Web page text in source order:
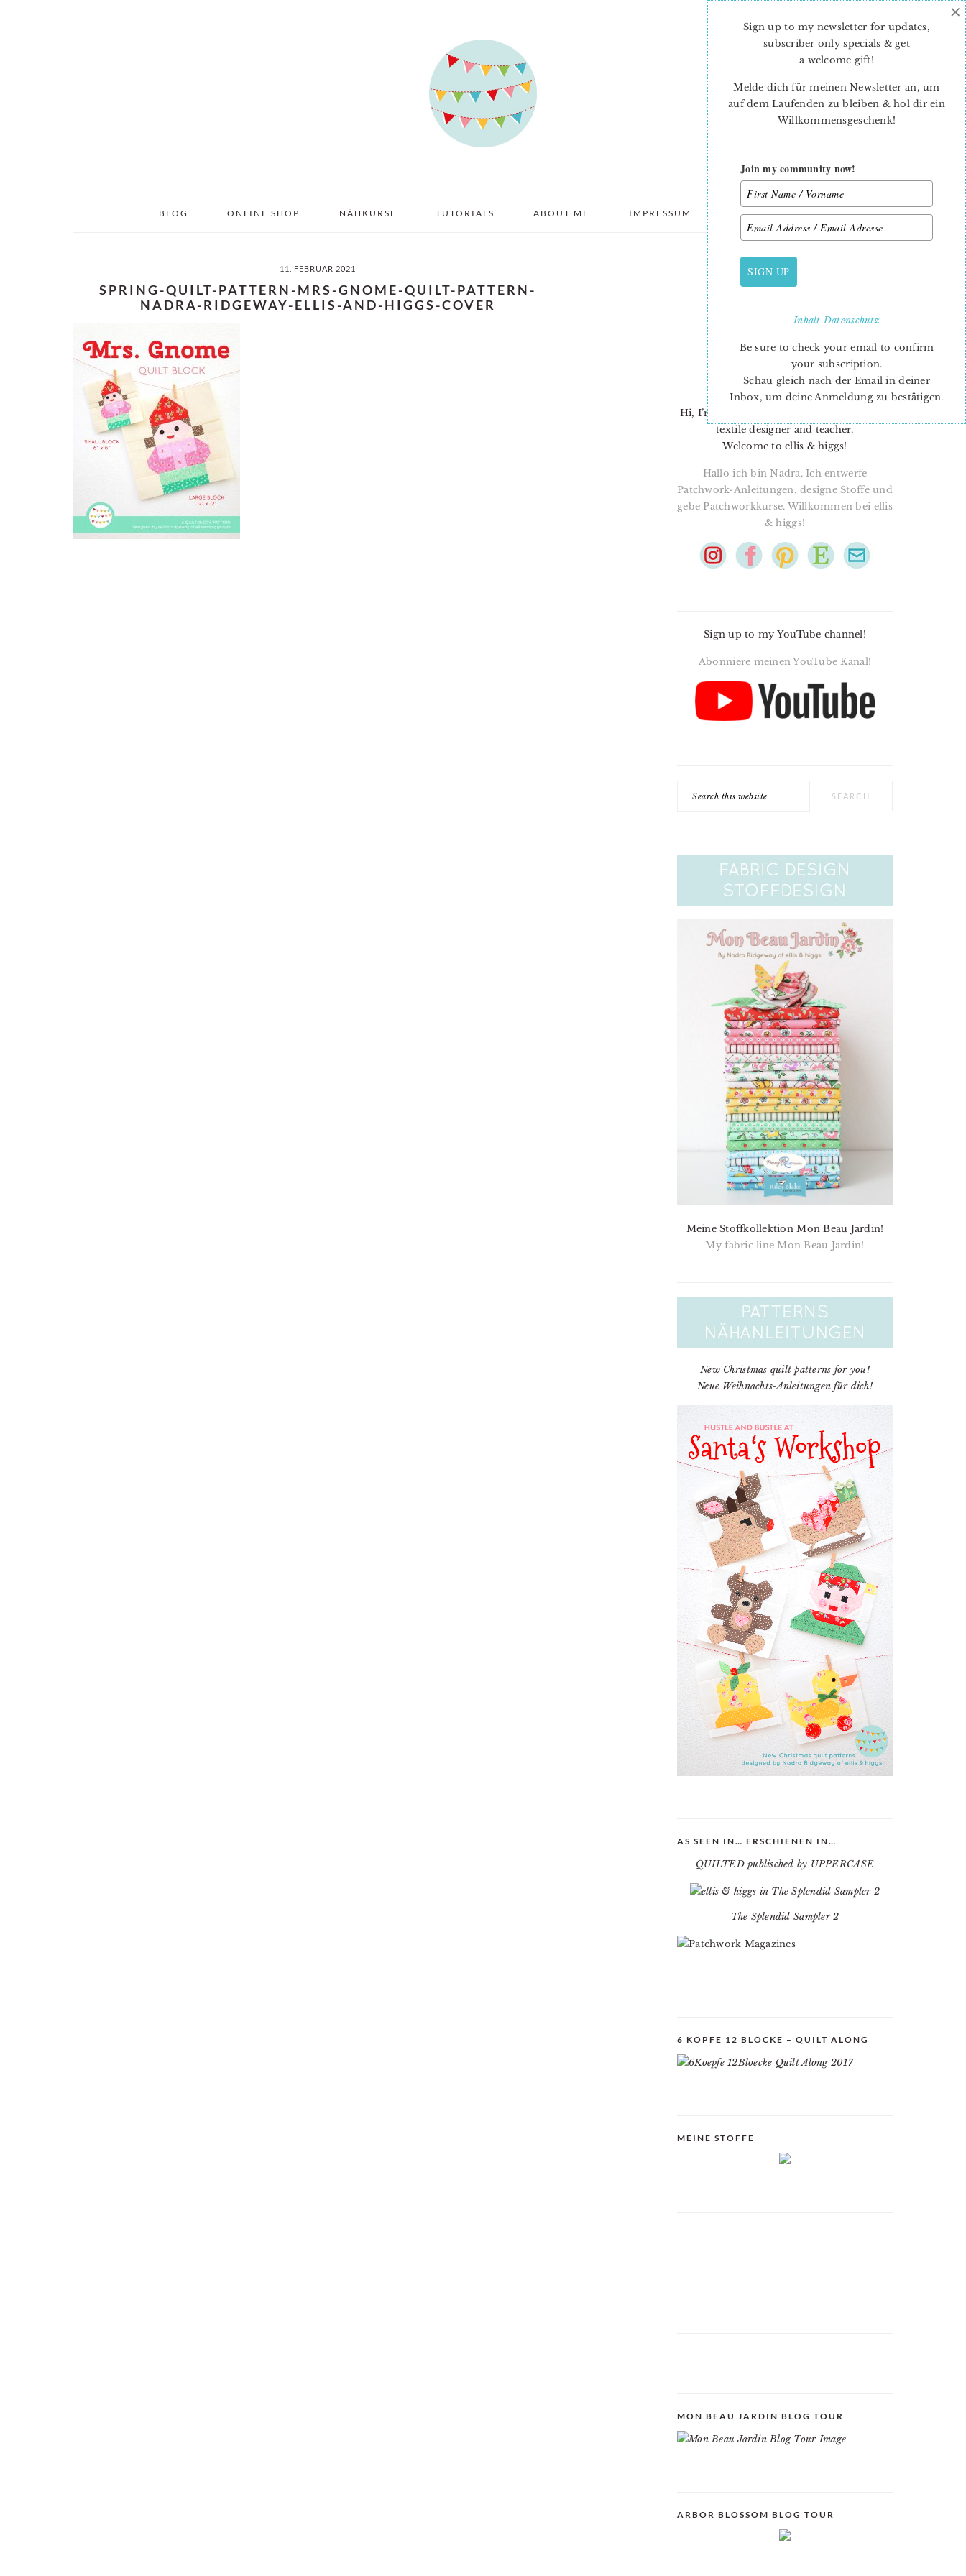
BLOG ONLINE SHOP NÄHKURSE TUTORIALS ABOUT ME IMPRESSUM DATENSCHUTZ
11. FEBRUAR 2021
SPRING-QUILT-PATTERN-MRS-GNOME-QUILT-PATTERN-
NADRA-RIDGEWAY-ELLIS-AND-HIGGS-COVER
PRIMARY
SIDEBAR
Hi, I’m Nadra. I’m a quilt pattern designer,
textile designer and teacher.
Welcome to ellis & higgs!
Hallo ich bin Nadra. Ich entwerfe
Patchwork-Anleitungen, designe Stoffe und
gebe Patchworkkurse. Willkommen bei ellis
& higgs!
Sign up to my YouTube channel!
Abonniere meinen YouTube Kanal!
Meine Stoffkollektion Mon Beau Jardin!
My fabric line Mon Beau Jardin!
New Christmas quilt patterns for you!
Neue Weihnachts-Anleitungen für dich!
AS SEEN IN… ERSCHIENEN IN…
QUILTED publisched by UPPERCASE
The Splendid Sampler 2
6 KÖPFE 12 BLÖCKE – QUILT ALONG
MEINE STOFFE
MON BEAU JARDIN BLOG TOUR
ARBOR BLOSSOM BLOG TOUR
Sign up to my newsletter for updates,
subscriber only specials & get
a welcome gift!
Melde dich für meinen Newsletter an, um
auf dem Laufenden zu bleiben & hol dir ein
Willkommensgeschenk!
Join my community now!
SIGN UP
InhaltDatenschutz
Be sure to check your email to confirm
your subscription.
Schau gleich nach der Email in deiner
Inbox, um deine Anmeldung zu bestätigen.
×